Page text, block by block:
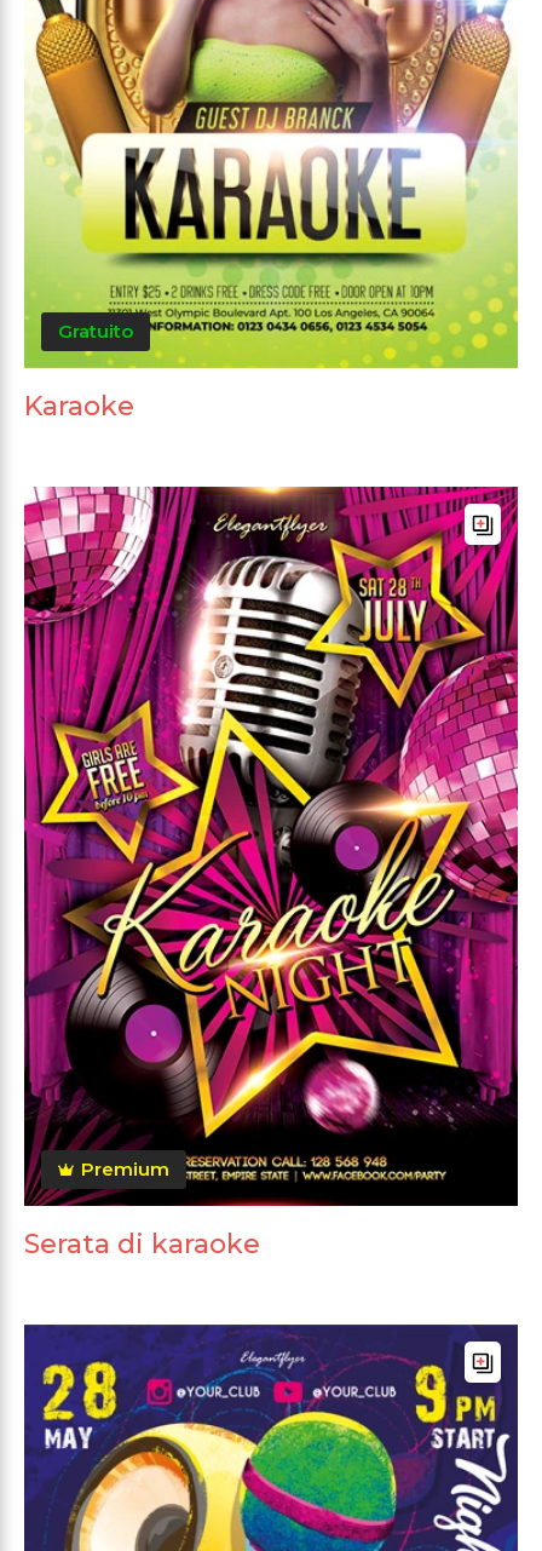
Gratuito
Karaoke
Premium
Serata di karaoke